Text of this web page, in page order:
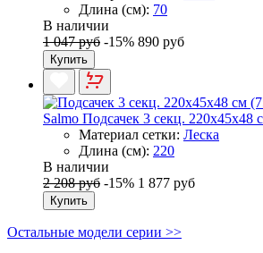
Длина (см): 70
В наличии
1 047 руб -15% 890 руб
Купить
Salmo Подсачек 3 секц. 220x45x48
Материал сетки: Леска
Длина (см): 220
В наличии
2 208 руб -15% 1 877 руб
Купить
Остальные модели серии >>